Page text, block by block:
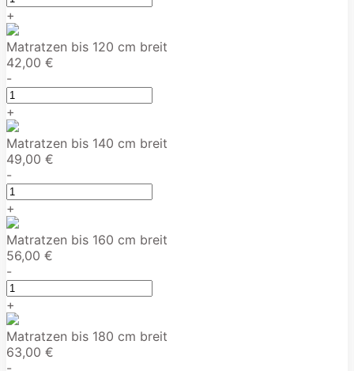
+
Matratzen bis 120 cm breit
42,00 €
-
+
Matratzen bis 140 cm breit
49,00 €
-
+
Matratzen bis 160 cm breit
56,00 €
-
+
Matratzen bis 180 cm breit
63,00 €